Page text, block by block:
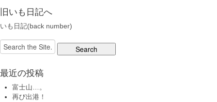
旧いも日記へ
いも日記(back number)
Search
for:
最近の投稿
富士山…。
再び出港！